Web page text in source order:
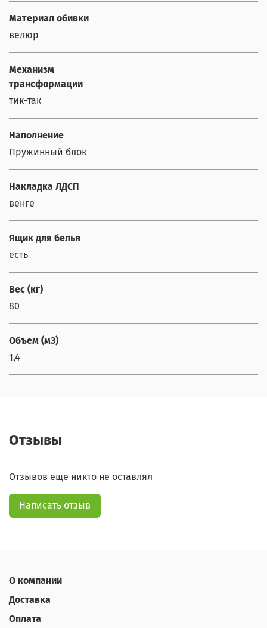
Материал обивки
велюр
Механизм
трансформации
тик-так
Наполнение
Пружинный блок
Накладка ЛДСП
венге
Ящик для белья
есть
Вес (кг)
80
Объем (м3)
1,4
Отзывы
Отзывов еще никто не оставлял
Написать отзыв
О компании
Доставка
Оплата